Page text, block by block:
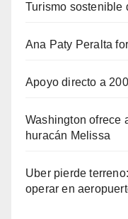
Turismo sostenible
Ana Paty Peralta
Apoyo directo a
Washington ofrece
huracán Melissa
Uber pierde
operar en